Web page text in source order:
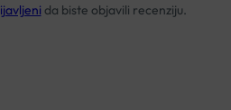
da biste objavili recenziju.